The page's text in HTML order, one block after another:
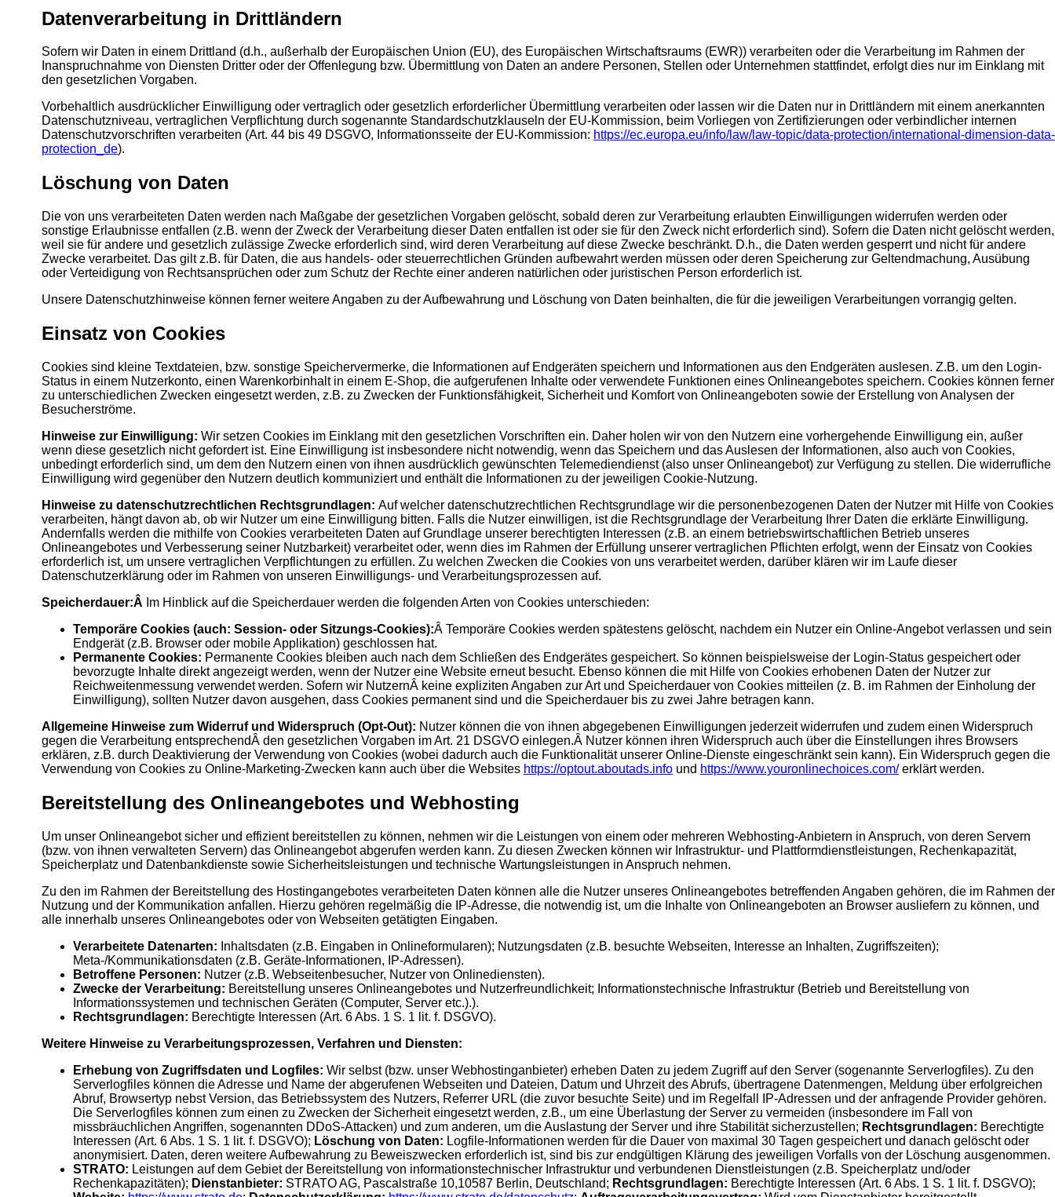
Datenverarbeitung in Drittländern
Sofern wir Daten in einem Drittland (d.h., außerhalb der Europäischen Union (EU), des Europäischen Wirtschaftsraums (EWR)) verarbeiten oder die Verarbeitung im Rahmen der
Inanspruchnahme von Diensten Dritter oder der Offenlegung bzw. Übermittlung von Daten an andere Personen, Stellen oder Unternehmen stattfindet, erfolgt dies nur im Einklang mit
den gesetzlichen Vorgaben.
Vorbehaltlich ausdrücklicher Einwilligung oder vertraglich oder gesetzlich erforderlicher Übermittlung verarbeiten oder lassen wir die Daten nur in Drittländern mit einem anerkannten
Datenschutzniveau, vertraglichen Verpflichtung durch sogenannte Standardschutzklauseln der EU-Kommission, beim Vorliegen von Zertifizierungen oder verbindlicher internen
Datenschutzvorschriften verarbeiten (Art. 44 bis 49 DSGVO, Informationsseite der EU-Kommission: https://ec.europa.eu/info/law/law-topic/data-protection/international-dimension-data-
protection_de).
Löschung von Daten
Die von uns verarbeiteten Daten werden nach Maßgabe der gesetzlichen Vorgaben gelöscht, sobald deren zur Verarbeitung erlaubten Einwilligungen widerrufen werden oder
sonstige Erlaubnisse entfallen (z.B. wenn der Zweck der Verarbeitung dieser Daten entfallen ist oder sie für den Zweck nicht erforderlich sind). Sofern die Daten nicht gelöscht werden,
weil sie für andere und gesetzlich zulässige Zwecke erforderlich sind, wird deren Verarbeitung auf diese Zwecke beschränkt. D.h., die Daten werden gesperrt und nicht für andere
Zwecke verarbeitet. Das gilt z.B. für Daten, die aus handels- oder steuerrechtlichen Gründen aufbewahrt werden müssen oder deren Speicherung zur Geltendmachung, Ausübung
oder Verteidigung von Rechtsansprüchen oder zum Schutz der Rechte einer anderen natürlichen oder juristischen Person erforderlich ist.
Unsere Datenschutzhinweise können ferner weitere Angaben zu der Aufbewahrung und Löschung von Daten beinhalten, die für die jeweiligen Verarbeitungen vorrangig gelten.
Einsatz von Cookies
Cookies sind kleine Textdateien, bzw. sonstige Speichervermerke, die Informationen auf Endgeräten speichern und Informationen aus den Endgeräten auslesen. Z.B. um den Login-
Status in einem Nutzerkonto, einen Warenkorbinhalt in einem E-Shop, die aufgerufenen Inhalte oder verwendete Funktionen eines Onlineangebotes speichern. Cookies können ferner
zu unterschiedlichen Zwecken eingesetzt werden, z.B. zu Zwecken der Funktionsfähigkeit, Sicherheit und Komfort von Onlineangeboten sowie der Erstellung von Analysen der
Besucherströme.
Hinweise zur Einwilligung: Wir setzen Cookies im Einklang mit den gesetzlichen Vorschriften ein. Daher holen wir von den Nutzern eine vorhergehende Einwilligung ein, außer
wenn diese gesetzlich nicht gefordert ist. Eine Einwilligung ist insbesondere nicht notwendig, wenn das Speichern und das Auslesen der Informationen, also auch von Cookies,
unbedingt erforderlich sind, um dem den Nutzern einen von ihnen ausdrücklich gewünschten Telemediendienst (also unser Onlineangebot) zur Verfügung zu stellen. Die widerrufliche
Einwilligung wird gegenüber den Nutzern deutlich kommuniziert und enthält die Informationen zu der jeweiligen Cookie-Nutzung.
Hinweise zu datenschutzrechtlichen Rechtsgrundlagen: Auf welcher datenschutzrechtlichen Rechtsgrundlage wir die personenbezogenen Daten der Nutzer mit Hilfe von Cookies
verarbeiten, hängt davon ab, ob wir Nutzer um eine Einwilligung bitten. Falls die Nutzer einwilligen, ist die Rechtsgrundlage der Verarbeitung Ihrer Daten die erklärte Einwilligung.
Andernfalls werden die mithilfe von Cookies verarbeiteten Daten auf Grundlage unserer berechtigten Interessen (z.B. an einem betriebswirtschaftlichen Betrieb unseres
Onlineangebotes und Verbesserung seiner Nutzbarkeit) verarbeitet oder, wenn dies im Rahmen der Erfüllung unserer vertraglichen Pflichten erfolgt, wenn der Einsatz von Cookies
erforderlich ist, um unsere vertraglichen Verpflichtungen zu erfüllen. Zu welchen Zwecken die Cookies von uns verarbeitet werden, darüber klären wir im Laufe dieser
Datenschutzerklärung oder im Rahmen von unseren Einwilligungs- und Verarbeitungsprozessen auf.
Speicherdauer:Â Im Hinblick auf die Speicherdauer werden die folgenden Arten von Cookies unterschieden:
Temporäre Cookies (auch: Session- oder Sitzungs-Cookies):Â Temporäre Cookies werden spätestens gelöscht, nachdem ein Nutzer ein Online-Angebot verlassen und sein
Endgerät (z.B. Browser oder mobile Applikation) geschlossen hat.
Permanente Cookies: Permanente Cookies bleiben auch nach dem Schließen des Endgerätes gespeichert. So können beispielsweise der Login-Status gespeichert oder
bevorzugte Inhalte direkt angezeigt werden, wenn der Nutzer eine Website erneut besucht. Ebenso können die mit Hilfe von Cookies erhobenen Daten der Nutzer zur
Reichweitenmessung verwendet werden. Sofern wir NutzernÂ keine expliziten Angaben zur Art und Speicherdauer von Cookies mitteilen (z. B. im Rahmen der Einholung der
Einwilligung), sollten Nutzer davon ausgehen, dass Cookies permanent sind und die Speicherdauer bis zu zwei Jahre betragen kann.
Allgemeine Hinweise zum Widerruf und Widerspruch (Opt-Out): Nutzer können die von ihnen abgegebenen Einwilligungen jederzeit widerrufen und zudem einen Widerspruch
gegen die Verarbeitung entsprechendÂ den gesetzlichen Vorgaben im Art. 21 DSGVO einlegen.Â Nutzer können ihren Widerspruch auch über die Einstellungen ihres Browsers
erklären, z.B. durch Deaktivierung der Verwendung von Cookies (wobei dadurch auch die Funktionalität unserer Online-Dienste eingeschränkt sein kann). Ein Widerspruch gegen die
Verwendung von Cookies zu Online-Marketing-Zwecken kann auch über die Websites https://optout.aboutads.info und https://www.youronlinechoices.com/erklärt werden.
Bereitstellung des Onlineangebotes und Webhosting
Um unser Onlineangebot sicher und effizient bereitstellen zu können, nehmen wir die Leistungen von einem oder mehreren Webhosting-Anbietern in Anspruch, von deren Servern
(bzw. von ihnen verwalteten Servern) das Onlineangebot abgerufen werden kann. Zu diesen Zwecken können wir Infrastruktur- und Plattformdienstleistungen, Rechenkapazität,
Speicherplatz und Datenbankdienste sowie Sicherheitsleistungen und technische Wartungsleistungen in Anspruch nehmen.
Zu den im Rahmen der Bereitstellung des Hostingangebotes verarbeiteten Daten können alle die Nutzer unseres Onlineangebotes betreffenden Angaben gehören, die im Rahmen der
Nutzung und der Kommunikation anfallen. Hierzu gehören regelmäßig die IP-Adresse, die notwendig ist, um die Inhalte von Onlineangeboten an Browser ausliefern zu können, und
alle innerhalb unseres Onlineangebotes oder von Webseiten getätigten Eingaben.
Verarbeitete Datenarten: Inhaltsdaten (z.B. Eingaben in Onlineformularen); Nutzungsdaten (z.B. besuchte Webseiten, Interesse an Inhalten, Zugriffszeiten);
Meta-/Kommunikationsdaten (z.B. Geräte-Informationen, IP-Adressen).
Betroffene Personen: Nutzer (z.B. Webseitenbesucher, Nutzer von Onlinediensten).
Zwecke der Verarbeitung: Bereitstellung unseres Onlineangebotes und Nutzerfreundlichkeit; Informationstechnische Infrastruktur (Betrieb und Bereitstellung von
Informationssystemen und technischen Geräten (Computer, Server etc.).).
Rechtsgrundlagen: Berechtigte Interessen (Art. 6 Abs. 1 S. 1 lit. f. DSGVO).
Weitere Hinweise zu Verarbeitungsprozessen, Verfahren und Diensten:
Erhebung von Zugriffsdaten und Logfiles: Wir selbst (bzw. unser Webhostinganbieter) erheben Daten zu jedem Zugriff auf den Server (sogenannte Serverlogfiles). Zu den
Serverlogfiles können die Adresse und Name der abgerufenen Webseiten und Dateien, Datum und Uhrzeit des Abrufs, übertragene Datenmengen, Meldung über erfolgreichen
Abruf, Browsertyp nebst Version, das Betriebssystem des Nutzers, Referrer URL (die zuvor besuchte Seite) und im Regelfall IP-Adressen und der anfragende Provider gehören.
Die Serverlogfiles können zum einen zu Zwecken der Sicherheit eingesetzt werden, z.B., um eine Überlastung der Server zu vermeiden (insbesondere im Fall von
missbräuchlichen Angriffen, sogenannten DDoS-Attacken) und zum anderen, um die Auslastung der Server und ihre Stabilität sicherzustellen; Rechtsgrundlagen: Berechtigte
Interessen (Art. 6 Abs. 1 S. 1 lit. f. DSGVO); Löschung von Daten: Logfile-Informationen werden für die Dauer von maximal 30 Tagen gespeichert und danach gelöscht oder
anonymisiert. Daten, deren weitere Aufbewahrung zu Beweiszwecken erforderlich ist, sind bis zur endgültigen Klärung des jeweiligen Vorfalls von der Löschung ausgenommen.
STRATO: Leistungen auf dem Gebiet der Bereitstellung von informationstechnischer Infrastruktur und verbundenen Dienstleistungen (z.B. Speicherplatz und/oder
Rechenkapazitäten); Dienstanbieter: STRATO AG, Pascalstraße 10,10587 Berlin, Deutschland; Rechtsgrundlagen: Berechtigte Interessen (Art. 6 Abs. 1 S. 1 lit. f. DSGVO);